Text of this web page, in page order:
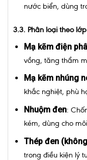
nước biển, dùng
3.3. Phân loại theo
Mạ kẽm điện
vồng, tăng thẩm
Mạ kẽm nhúng
khắc nghiệt, phù
Nhuộm đen:
kém, dùng cho
Thép đen
trong điều kiện lý